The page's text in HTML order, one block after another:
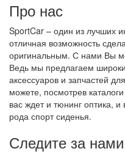
Про нас
SportCar – один из лучших
отличная возможность
оригинальным. С нами Вы
Ведь мы предлагаем
аксессуаров и запчастей
можете, посмотрев
вас ждет и тюнинг оптика,
рода спорт сиденья.
Следите за нами